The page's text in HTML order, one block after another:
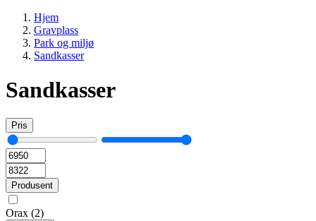
Hjem
Gravplass
Park og miljø
Sandkasser
Sandkasser
Pris
Produsent
Orax (2)